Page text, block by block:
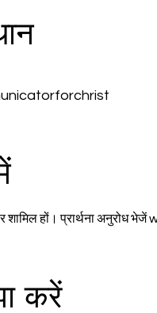
शामिल हों। प्रार्थना अनुरोध
करें